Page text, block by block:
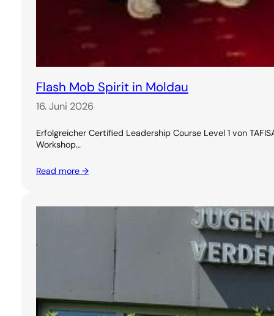
Flash Mob Spirit in Moldau
16. Juni 2026
Erfolgreicher Certified Leadership Course Level 1 von
Workshop…
Read more →